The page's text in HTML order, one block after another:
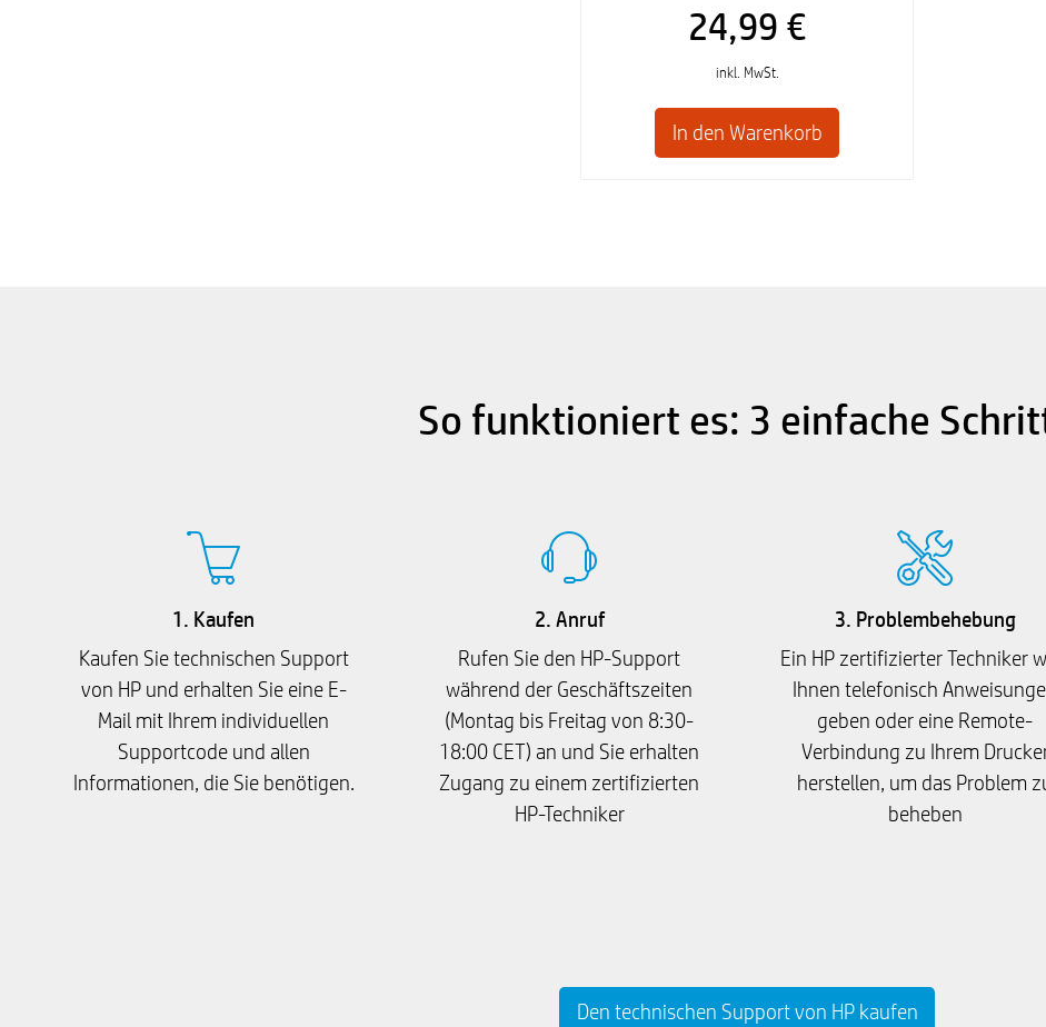
24,99 €
inkl. MwSt.
So funktioniert es: 3 einfache
1. Kaufen
Kaufen Sie technischen Support
von HP und erhalten Sie eine E-
Mail mit Ihrem individuellen
Supportcode und allen
Informationen, die Sie benötigen.
2. Anruf
Rufen Sie den HP-Support
während der Geschäftszeiten
(Montag bis Freitag von 8:30-
18:00 CET) an und Sie erhalten
Zugang zu einem zertifizierten
HP-Techniker
3. Problembehebung
Ein HP zertifizierter Techniker
Ihnen telefonisch
geben oder eine Remote-
Verbindung zu Ihrem
herstellen, um das Problem
beheben
Den technischen Support von HP kaufen